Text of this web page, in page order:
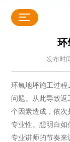
环
发布时
环氧地坪施工过
问题。从此导致返
个因素造成，依次
专业性。想明白
专业讲师的节奏来